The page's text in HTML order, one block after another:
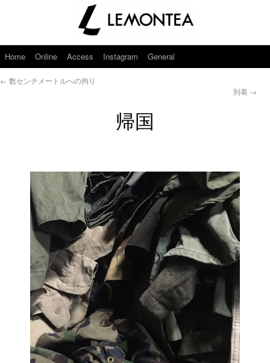
Home Online Access Instagram General
← 数センチメートルへの拘り
到着 →
帰国